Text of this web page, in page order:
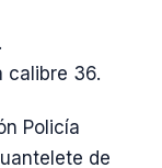
calibre 36.
Policía
de